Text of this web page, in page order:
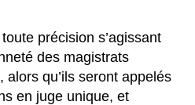
précision s’agissant
des magistrats
qu’ils seront appelés
en juge unique, et